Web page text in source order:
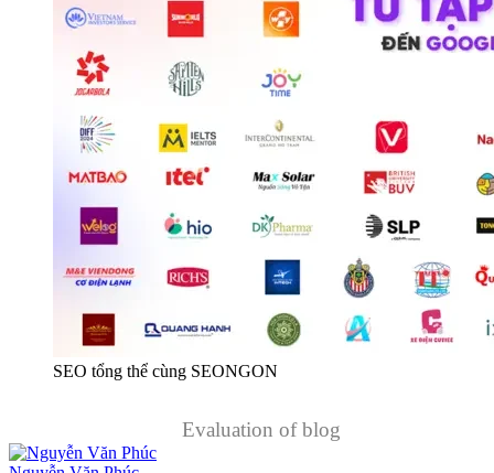
SEO tổng thể cùng SEONGON
Evaluation of blog